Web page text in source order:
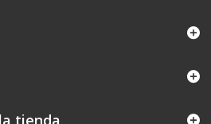
tienda